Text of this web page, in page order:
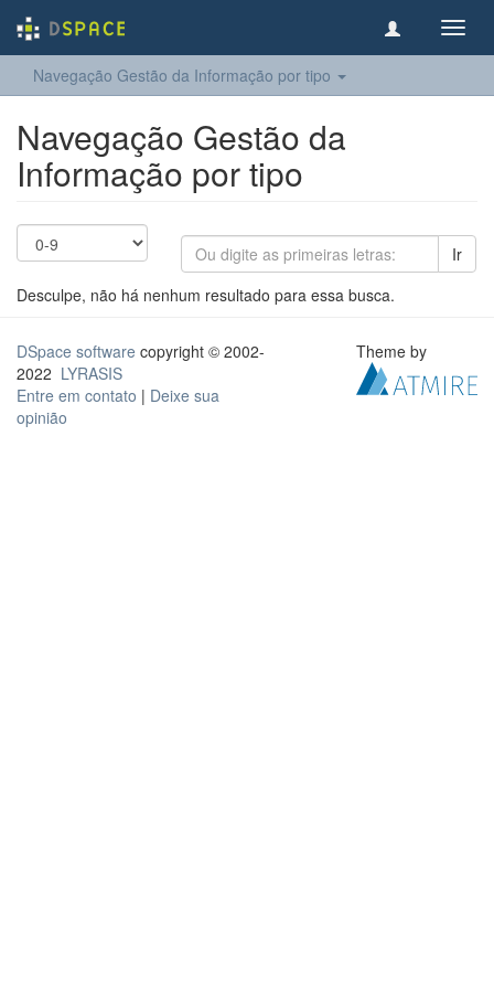
Navegação Gestão da Informação por tipo
Navegação Gestão da
Informação por tipo
Ir
Desculpe, não há nenhum resultado para essa busca.
DSpace software copyright © 2002-
2022 LYRASIS
Entre em contato | Deixe sua
opinião
Theme by